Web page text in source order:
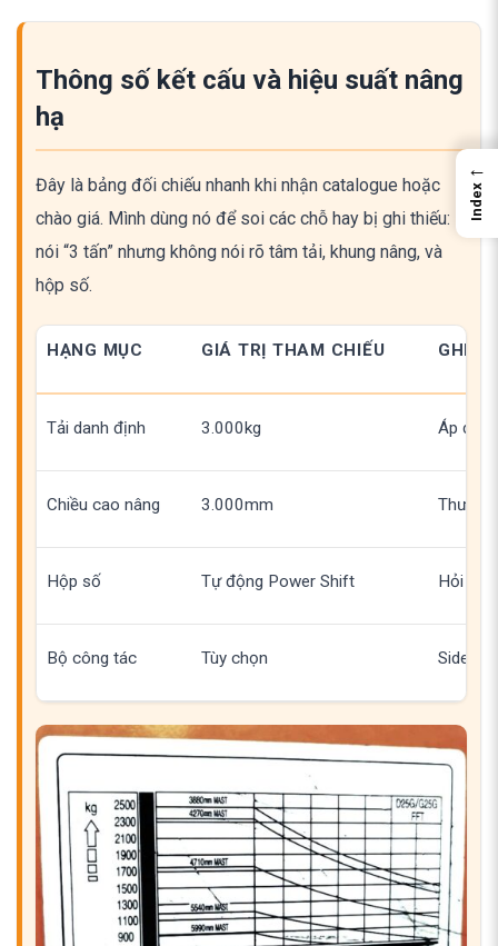
Thông số kết cấu và hiệu suất nâng
hạ
Đây là bảng đối chiếu nhanh khi nhận catalogue hoặc
chào giá. Mình dùng nó để soi các chỗ hay bị ghi thiếu:
nói “3 tấn” nhưng không nói rõ tâm tải, khung nâng, và
hộp số.
HẠNG MỤC GIÁ TRỊ THAM CHIẾU GHI
Tải danh định 3.000kg Áp
Chiều cao nâng 3.000mm Thường
Hộp số Tự động Power Shift Hỏi số
Bộ công tác Tùy chọn Side
←
Index